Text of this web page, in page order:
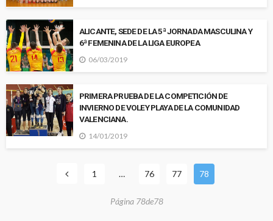
ALICANTE, SEDE DE LA 5ª JORNADA MASCULINA Y
6ª FEMENINA DE LA LIGA EUROPEA
06/03/2019
PRIMERA PRUEBA DE LA COMPETICIÓN DE
INVIERNO DE VOLEY PLAYA DE LA COMUNIDAD
VALENCIANA.
14/01/2019
1 … 76 77 78
Página 78de78